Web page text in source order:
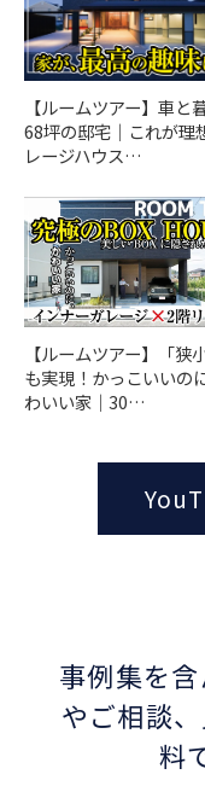
【ルームツアー】車と
68坪の邸宅｜これが理
レージハウス…
【ルームツアー】「狭
も実現！かっこいいの
わいい家｜30…
事例集を
やご相談、
料